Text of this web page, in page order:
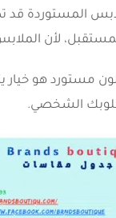
المستوردة قد
لأن
مستورد هو خيار
الشخصي.